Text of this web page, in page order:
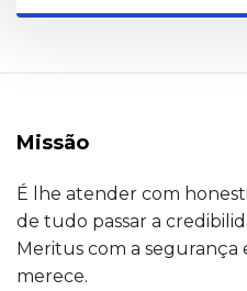
Missão
É lhe atender com
de tudo passar a
Meritus com a
merece.